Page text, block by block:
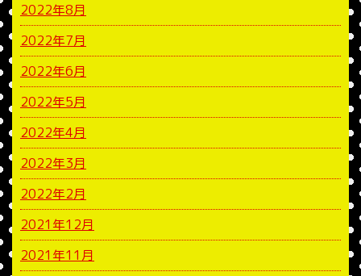
2022年8月
2022年7月
2022年6月
2022年5月
2022年4月
2022年3月
2022年2月
2021年12月
2021年11月